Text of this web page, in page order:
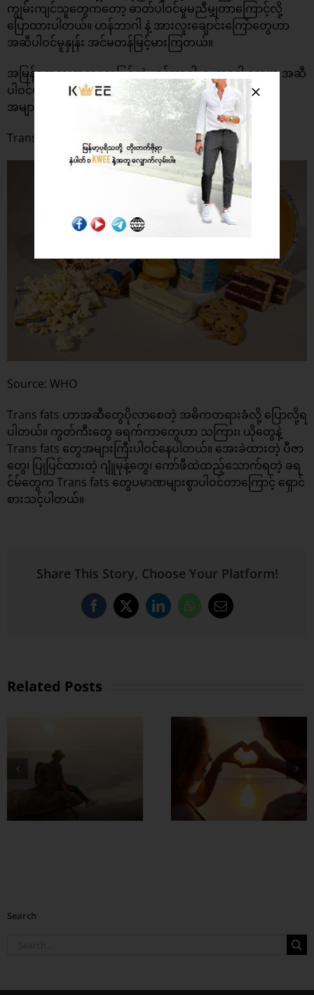
ကျွမ်းကျင်သူတွေကတော့ ဓာတ်ပါဝင်မှုမညီမျှတာကြောင့်လို့
ပြောထားပါတယ်။ ဟန်ဘာဂါ နဲ့ အားလူးချောင်းကြော်တွေဟာ
အဆီပါဝင်မူနှုန်း အင်မတန်မြင့်မားကြတယ်။
အမြန်ရအစားအစာတွေဖြစ်တဲ့ ဟန်ဘာဂါ၊ ဟော့ဒေါ့ တွေမှာ အဆီ
ပါဝင်မှုနှုန်းနဲ့ ညီမျှတဲ့ အသီးအရွတ်တွေ မပါဝင်တာကြောင့်
အများကြီးမစားသင့်ပါဘူး။
Trans fats
Source: WHO
Trans fats ဟာအဆီတွေပိုလာစေတဲ့ အဓိကတရားခံလို့ ပြောလို့ရ
ပါတယ်။ ကွတ်ကီးတွေ ခရက်ကာတွေဟာ သကြား၊ ယိုတွေနဲ့
Trans fats တွေအများကြီးပါဝင်နေပါတယ်။ အေးခဲထားတဲ့ ပီဇာ
တွေ၊ ပြုပြင်ထားတဲ့ ဂျူံမုန့်တွေ၊ ကော်ဖီထဲထည့်သောက်ရတဲ့ ခရ
င်မ်တွေက Trans fats တွေပမာဏများစွာပါဝင်တာကြောင့် ရှောင်
စားသင့်ပါတယ်။
Share This Story, Choose Your Platform!
Facebook
X LinkedInWhatsApp
Email
Related Posts
အချစ်တွေ ပိုတိုးလာ
Search